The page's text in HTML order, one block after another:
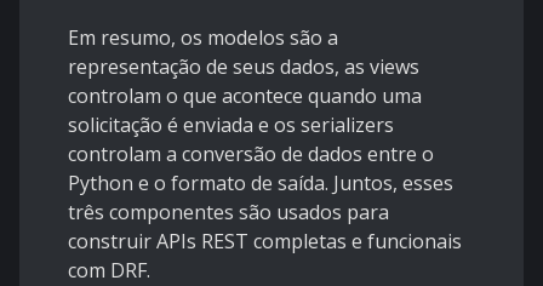
Em resumo, os modelos são a
representação de seus dados, as views
controlam o que acontece quando uma
solicitação é enviada e os serializers
controlam a conversão de dados entre o
Python e o formato de saída. Juntos, esses
três componentes são usados para
construir APIs REST completas e funcionais
com DRF.